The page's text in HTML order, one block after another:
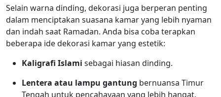
Selain warna dinding, dekorasi juga berperan penting
dalam menciptakan suasana kamar yang lebih nyaman
dan indah saat Ramadan. Anda bisa coba terapkan
beberapa ide dekorasi kamar yang estetik:
Kaligrafi Islami sebagai hiasan dinding.
Lentera atau lampu gantung bernuansa Timur
Tengah untuk pencahayaan yang lebih hangat.